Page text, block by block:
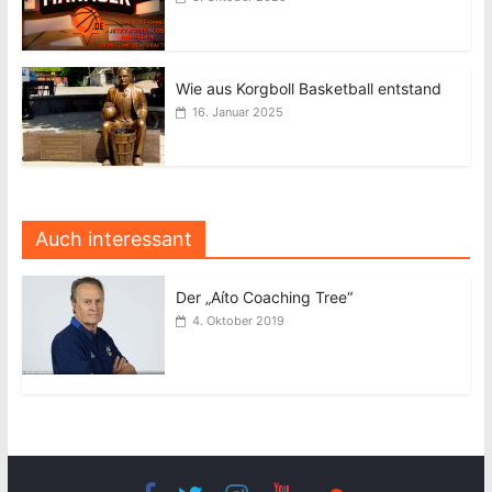
Wie aus Korgboll Basketball entstand
16. Januar 2025
Auch interessant
Der „Aíto Coaching Tree“
4. Oktober 2019